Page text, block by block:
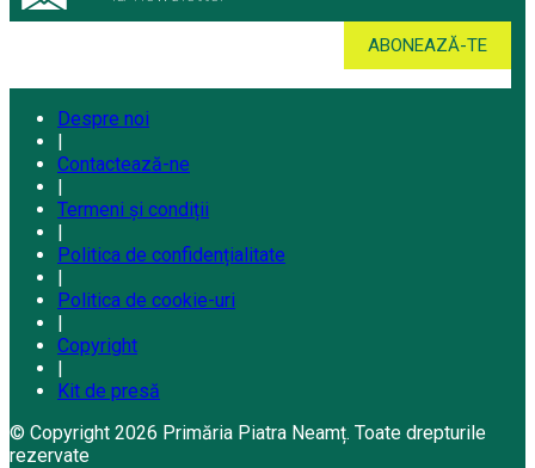
Despre noi
|
Contactează-ne
|
Termeni și condiții
|
Politica de confidențialitate
|
Politica de cookie-uri
|
Copyright
|
Kit de presă
© Copyright 2026 Primăria Piatra Neamț. Toate drepturile
rezervate